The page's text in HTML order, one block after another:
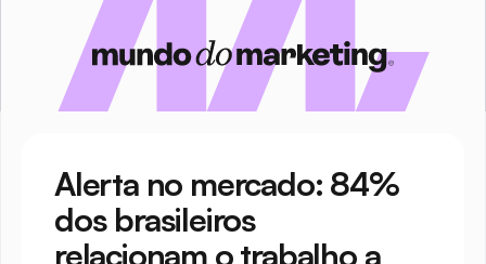
Alerta no mercado: 84%
dos brasileiros
relacionam o trabalho a